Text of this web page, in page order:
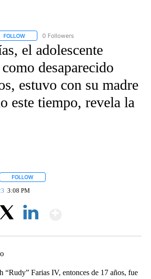
FOLLOW FOLLOW "CNN-SPANISH" TO RECEIVE
0 Followers
el adolescente
desaparecido
estuvo con su madre
este tiempo, revela la
FOLLOW
3:08 PM
Farias IV, entonces de 17 años, fue